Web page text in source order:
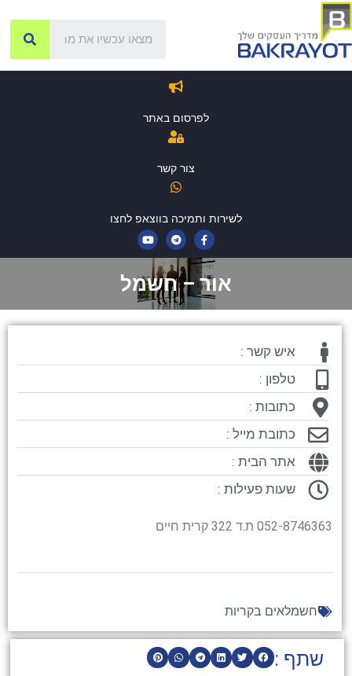
לפרסום באתר
צור קשר
לשירות ותמיכה בווצאפ לחצו
אור – חשמל
שתף :
איש קשר :
טלפון :
כתובות :
כתובת מייל :
אתר הבית :
שעות פעילות :
052-8746363 ת.ד 322 קרית חיים
חשמלאים בקריות